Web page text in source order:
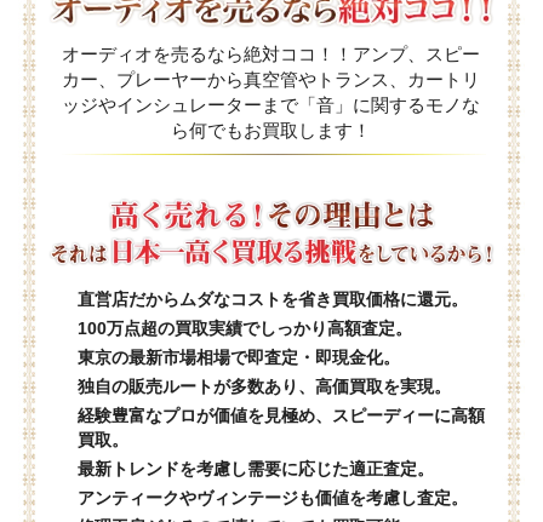
オーディオを売るなら絶対ココ！！アンプ、スピー
カー、プレーヤーから真空管やトランス、カートリ
ッジやインシュレーターまで「音」に関するモノな
ら何でもお買取します！
直営店だからムダなコストを省き買取価格に還元。
100万点超の買取実績でしっかり高額査定。
東京の最新市場相場で即査定・即現金化。
独自の販売ルートが多数あり、高価買取を実現。
経験豊富なプロが価値を見極め、スピーディーに高額
買取。
最新トレンドを考慮し需要に応じた適正査定。
アンティークやヴィンテージも価値を考慮し査定。